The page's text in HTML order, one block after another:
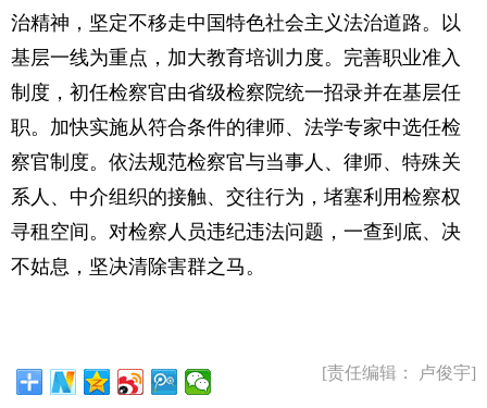
治精神，坚定不移走中国特色社会主义法治道路。以
基层一线为重点，加大教育培训力度。完善职业准入
制度，初任检察官由省级检察院统一招录并在基层任
职。加快实施从符合条件的律师、法学专家中选任检
察官制度。依法规范检察官与当事人、律师、特殊关
系人、中介组织的接触、交往行为，堵塞利用检察权
寻租空间。对检察人员违纪违法问题，一查到底、决
不姑息，坚决清除害群之马。
[责任编辑： 卢俊宇]